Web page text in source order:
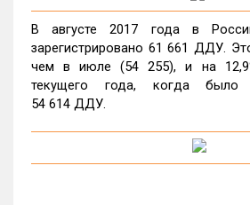
В августе 2017 года в
зарегистрировано 61 661 ДДУ.
чем в июле (54 255), и на
текущего года, когда было
54 614 ДДУ.